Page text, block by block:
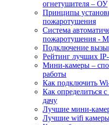
огнетушителя – ОУ
Принципы
пожаротушения
Система
пожаротушения -
Подключение
Рейтинг лучших IP-
Мини-камеры –
работы
Как подключить
Как определиться
дачу
Лучшие мини-
Лучшие wifi